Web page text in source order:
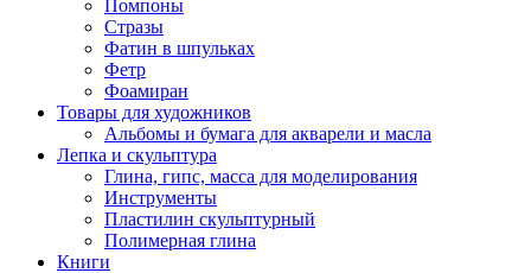
Помпоны
Стразы
Фатин в шпульках
Фетр
Фоамиран
Товары для художников
Альбомы и бумага для акварели и масла
Лепка и скульптура
Глина, гипс, масса для моделирования
Инструменты
Пластилин скульптурный
Полимерная глина
Книги